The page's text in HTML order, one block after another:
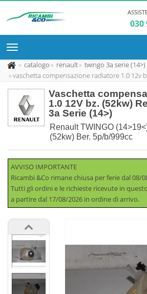
030
catalogo renault
twingo 3a serie (14>)
vaschetta compensazione radiatore 1.0 12v
Vaschetta
1.0 12V bz. (52kw)
3a Serie (14>)
Renault TWINGO
(52kw) Ber. 5p/b/999cc
AVVISO IMPORTANTE
Ricambi &Co rimane chiusa per ferie dal 08/
Tutti gli ordini e le richieste ricevute in
a partire dal 17/08/2026 in ordine di arrivo.